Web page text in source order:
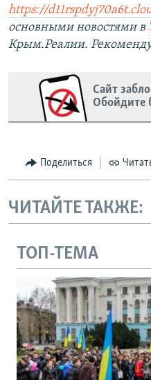
https://
основными новостями в
Крым.Реалии.
Сайт
Обойдите
Поделиться
ЧИТАЙТЕ ТАКЖЕ:
ТОП-ТЕМА